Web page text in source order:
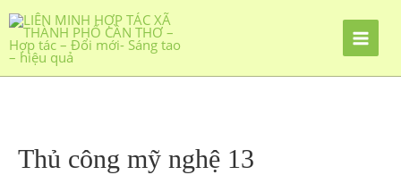
Nhảy
tới
nội
Thủ công mỹ nghệ 13